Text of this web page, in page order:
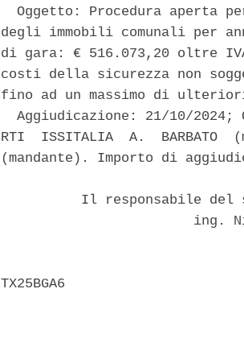
Oggetto: Procedura aperta
degli immobili comunali per
di gara: € 516.073,20 oltre
costi della sicurezza non
fino ad un massimo di
Aggiudicazione: 21/10/2024;
RTI  ISSITALIA  A.  BARBATO
(mandante). Importo di
Il responsabile
ing.